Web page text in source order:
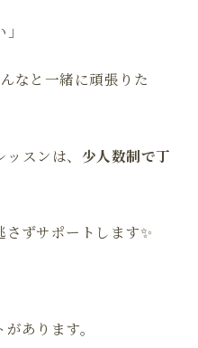
なと一緒に頑張りた
スンは、 少人数制で丁
ずサポートします✨
あります。